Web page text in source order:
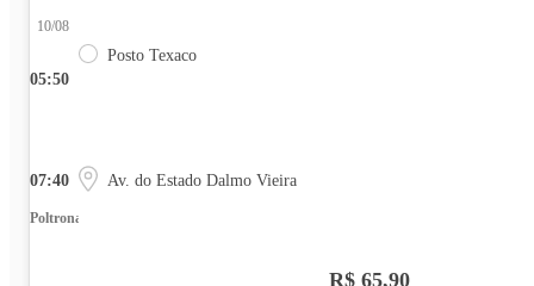
05:50
10/08
Posto Texaco
07:40 Av. do Estado Dalmo Vieira
Poltrona
R$ 65,90